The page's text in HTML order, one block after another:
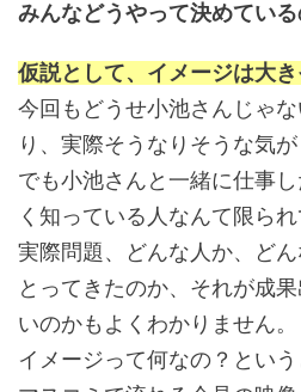
みんなどうやって決めている
仮説として、イメージは大き
今回もどうせ小池さんじゃ
り、実際そうなりそうな気が
でも小池さんと一緒に仕事
く知っている人なんて限ら
実際問題、どんな人か、ど
とってきたのか、それが成
いのかもよくわかりません。
イメージって何なの？という